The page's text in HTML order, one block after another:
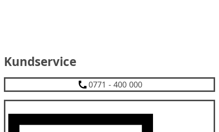
Kundservice
0771 - 400 000